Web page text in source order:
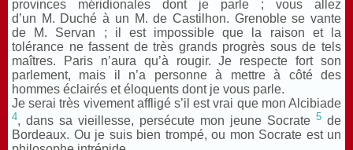
provinces méridionales dont je parle ; vous allez
d’un M. Duché à un M. de Castilhon. Grenoble se vante
de M. Servan ; il est impossible que la raison et la
tolérance ne fassent de très grands progrès sous de tels
maîtres. Paris n’aura qu’à rougir. Je respecte fort son
parlement, mais il n’a personne à mettre à côté des
hommes éclairés et éloquents dont je vous parle.
Je serai très vivement affligé s’il est vrai que mon Alcibiade
4, dans sa vieillesse, persécute mon jeune Socrate 5 de
Bordeaux. Ou je suis bien trompé, ou mon Socrate est un